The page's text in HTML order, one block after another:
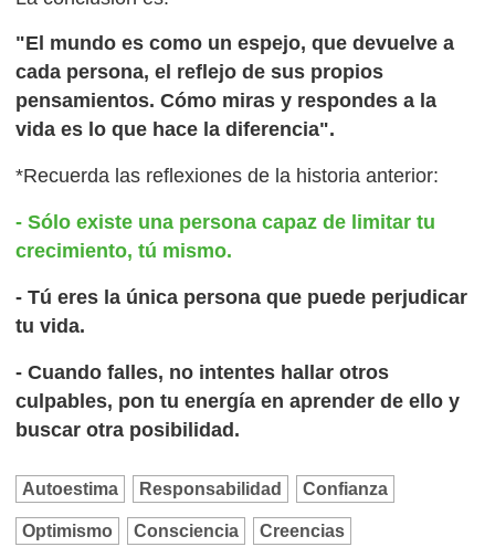
"El mundo es como un espejo, que devuelve a
cada persona, el reflejo de sus propios
pensamientos. Cómo miras y respondes a la
vida es lo que hace la diferencia".
*Recuerda las reflexiones de la historia anterior:
- Sólo existe una persona capaz de limitar tu
crecimiento, tú mismo.
- Tú eres la única persona que puede perjudicar
tu vida.
- Cuando falles, no intentes hallar otros
culpables, pon tu energía en aprender de ello y
buscar otra posibilidad.
Autoestima Responsabilidad Confianza
Optimismo Consciencia Creencias